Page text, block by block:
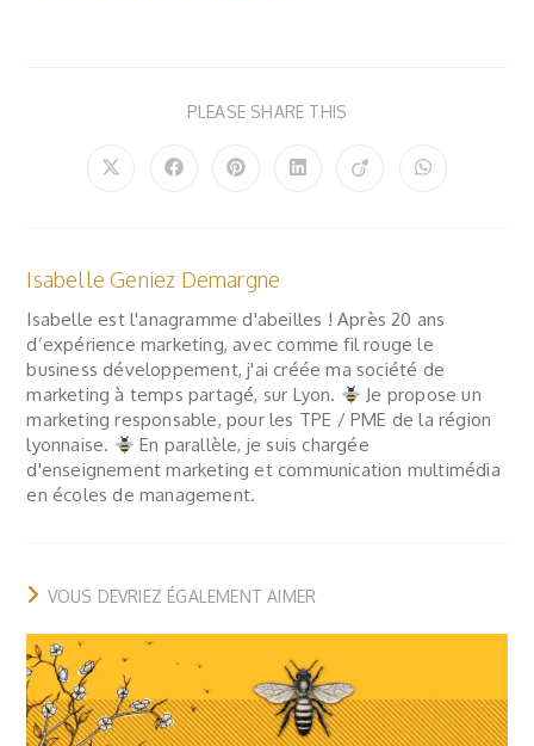
PLEASE SHARE THIS
Isabelle Geniez Demargne
Isabelle est l'anagramme d'abeilles ! Après 20 ans
d’expérience marketing, avec comme fil rouge le
business développement, j'ai créée ma société de
marketing à temps partagé, sur Lyon.
Je propose un
marketing responsable, pour les TPE / PME de la région
lyonnaise.
En parallèle, je suis chargée
d'enseignement marketing et communication multimédia
en écoles de management.
VOUS DEVRIEZ ÉGALEMENT AIMER